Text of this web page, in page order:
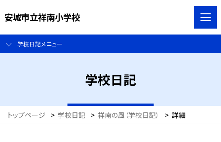
安城市立祥南小学校
学校日記メニュー
学校日記
トップページ > 学校日記 > 祥南の風（学校日記） > 詳細